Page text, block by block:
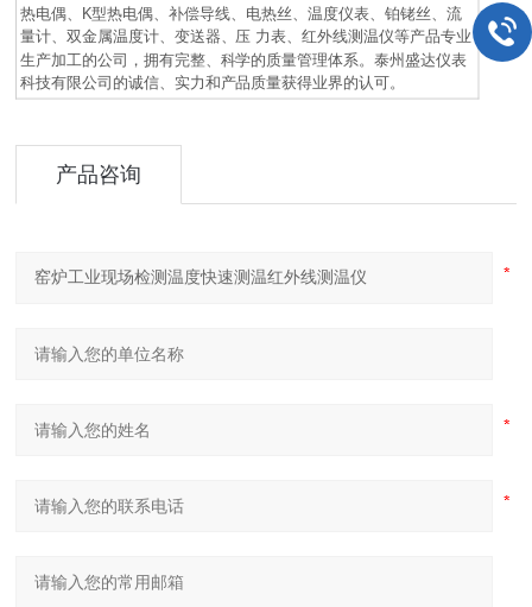
热电偶、K型热电偶、补偿导线、电热丝、温度仪表、铂铑丝、流
量计、双金属温度计、变送器、压 力表、红外线测温仪等产品专业
生产加工的公司，拥有完整、科学的质量管理体系。泰州盛达仪表
科技有限公司的诚信、实力和产品质量获得业界的认可。
产品咨询